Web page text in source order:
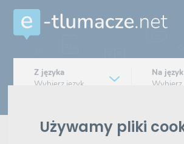
Używamy pliki
Z języka
Wybierz język
Na język
Wybierz
Pisemne czy ustne